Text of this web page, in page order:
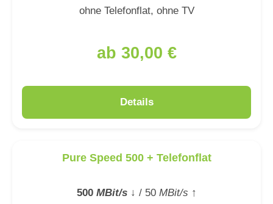
ohne Telefonflat, ohne TV
ab 30,00 €
Details
Pure Speed 500 + Telefonflat
500MBit/s↓ / 50MBit/s ↑